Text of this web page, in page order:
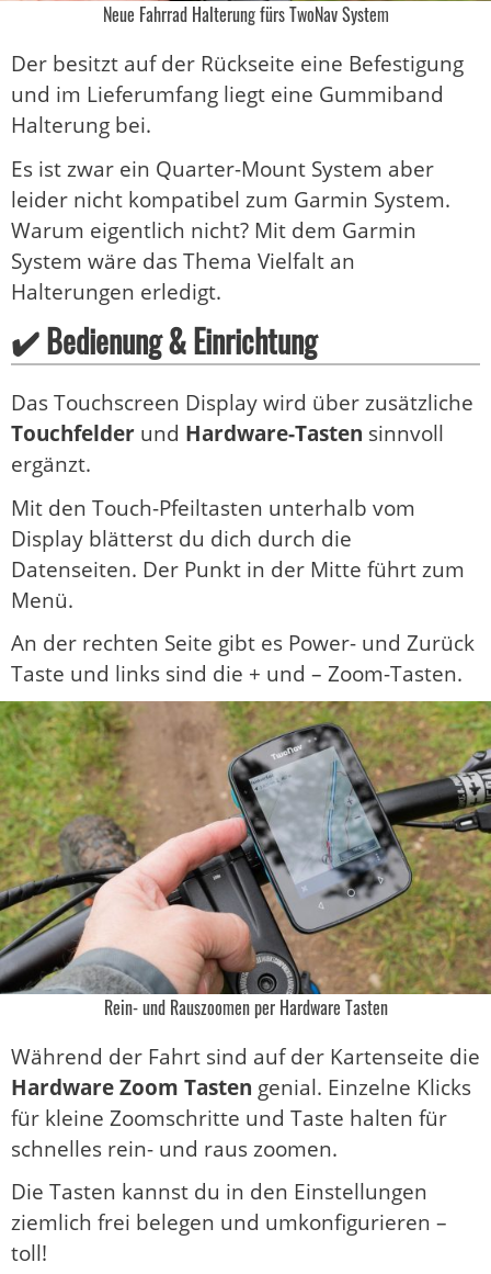
Neue Fahrrad Halterung fürs TwoNav System
Der besitzt auf der Rückseite eine Befestigung
und im Lieferumfang liegt eine Gummiband
Halterung bei.
Es ist zwar ein Quarter-Mount System aber
leider nicht kompatibel zum Garmin System.
Warum eigentlich nicht? Mit dem Garmin
System wäre das Thema Vielfalt an
Halterungen erledigt.
✔️ Bedienung & Einrichtung
Das Touchscreen Display wird über zusätzliche
Touchfelder und Hardware-Tasten sinnvoll
ergänzt.
Mit den Touch-Pfeiltasten unterhalb vom
Display blätterst du dich durch die
Datenseiten. Der Punkt in der Mitte führt zum
Menü.
An der rechten Seite gibt es Power- und Zurück
Taste und links sind die + und – Zoom-Tasten.
Rein- und Rauszoomen per Hardware Tasten
Während der Fahrt sind auf der Kartenseite die
Hardware Zoom Tasten genial. Einzelne Klicks
für kleine Zoomschritte und Taste halten für
schnelles rein- und raus zoomen.
Die Tasten kannst du in den Einstellungen
ziemlich frei belegen und umkonfigurieren –
toll!